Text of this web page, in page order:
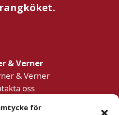
för
& Verner
& Verner
oss